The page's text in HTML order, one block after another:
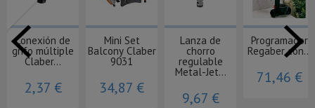
Conexión de
grifo múltiple
Claber...
2,37 €
Mini Set
Balcony Claber
9031
34,87 €
Lanza de
chorro
regulable
Metal-Jet...
9,67 €
Programador
Regaber con...
71,46 €